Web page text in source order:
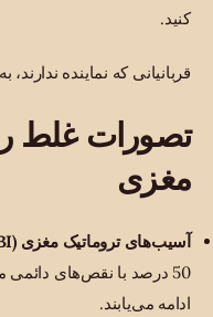
کنید.
قربانیانی که نماینده ندارند، به ۴۰ تا ۶۰ درصد کمتر رضایت می‌دهند.
تصورات غلط
مغزی
آسیب‌های تروماتیک مغزی (TBI) به طور کامل بهبود می‌یابند:
50 درصد با نقص‌های
ادامه می‌یابند.